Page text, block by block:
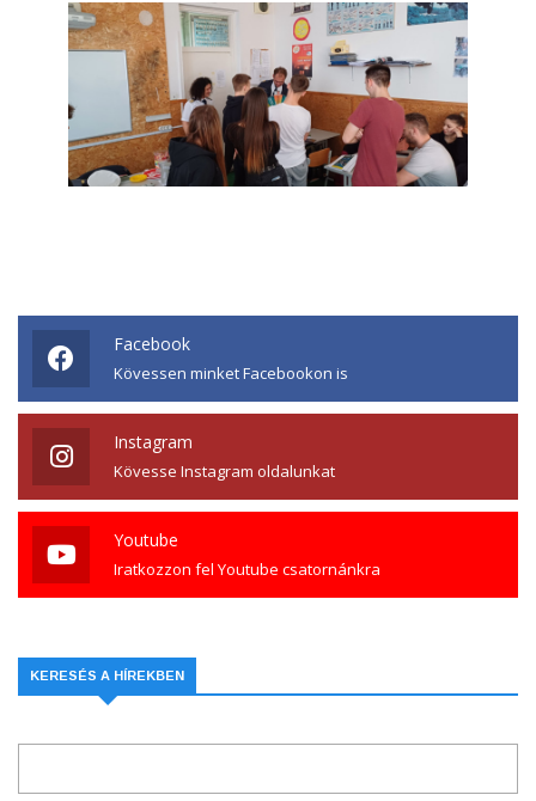
Facebook
Kövessen minket Facebookon is
Instagram
Kövesse Instagram oldalunkat
Youtube
Iratkozzon fel Youtube csatornánkra
KERESÉS A HÍREKBEN